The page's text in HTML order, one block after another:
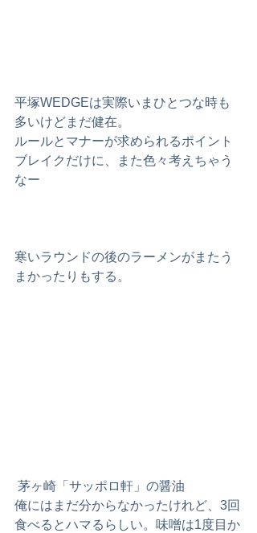
平塚WEDGEは実際いまひとつな時も
多いけどまだ健在。
ルールとマナーが求められるポイント
ブレイクだけに、また色々考えちゃう
なー
寒いラウンドの後のラーメンがまたう
まかったりもする。
茅ヶ崎「サッポロ軒」の醤油
俺にはまだ分からなかったけれど、3回
食べるとハマるらしい。味噌は1度目か